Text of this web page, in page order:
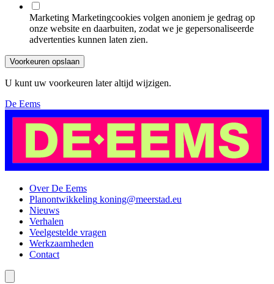
Marketing Marketingcookies volgen anoniem je gedrag op
onze website en daarbuiten, zodat we je gepersonaliseerde
advertenties kunnen laten zien.
Voorkeuren opslaan
U kunt uw voorkeuren later altijd wijzigen.
De Eems
Over De Eems
Planontwikkeling koning@meerstad.eu
Nieuws
Verhalen
Veelgestelde vragen
Werkzaamheden
Contact